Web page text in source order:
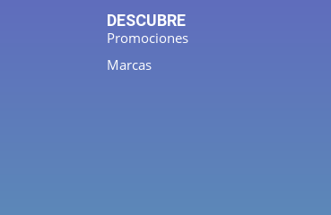
DESCUBRE
Promociones
Marcas